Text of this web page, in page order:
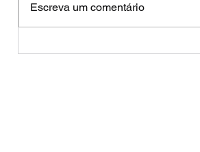
Escreva um comentário